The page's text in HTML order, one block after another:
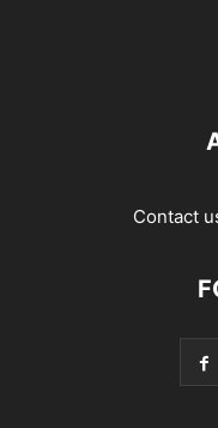
Contact